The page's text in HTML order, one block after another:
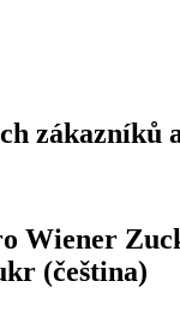
zákazníků
Wiener
(čeština)